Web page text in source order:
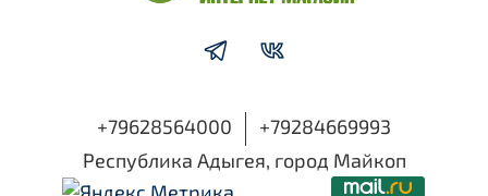
+79628564000
+79284669993
Республика Адыгея, город Майкоп